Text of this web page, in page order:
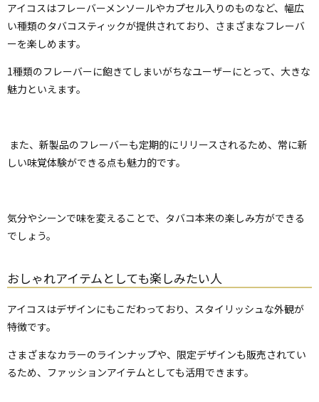
アイコスはフレーバーメンソールやカプセル入りのものなど、幅広
い種類のタバコスティックが提供されており、さまざまなフレーバ
ーを楽しめます。
1種類のフレーバーに飽きてしまいがちなユーザーにとって、大きな
魅力といえます。
また、新製品のフレーバーも定期的にリリースされるため、常に新
しい味覚体験ができる点も魅力的です。
気分やシーンで味を変えることで、タバコ本来の楽しみ方ができる
でしょう。
おしゃれアイテムとしても楽しみたい人
アイコスはデザインにもこだわっており、スタイリッシュな外観が
特徴です。
さまざまなカラーのラインナップや、限定デザインも販売されてい
るため、ファッションアイテムとしても活用できます。